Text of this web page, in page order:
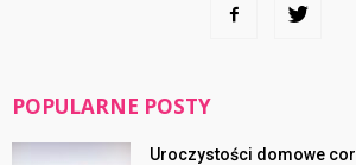
POPULARNE POSTY
Uroczystości domowe